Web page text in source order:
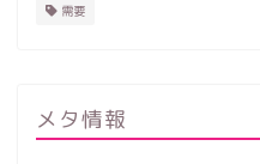
需要
メタ情報